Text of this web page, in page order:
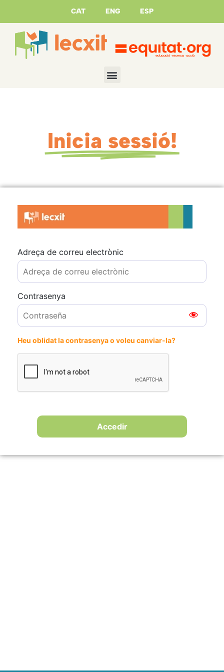
CAT ENG ESP
Inicia sessió!
Adreça de correu electrònic
Contrasenya
Heu oblidat la contrasenya o voleu canviar-la?